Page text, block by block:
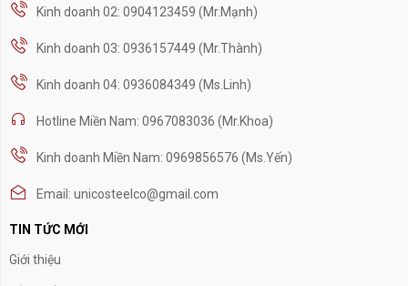
Kinh doanh 02: 0904123459 (Mr.Mạnh)
Kinh doanh 03: 0936157449 (Mr.Thành)
Kinh doanh 04: 0936084349 (Ms.Linh)
Hotline Miền Nam: 0967083036 (Mr.Khoa)
Kinh doanh Miền Nam: 0969856576 (Ms.Yến)
Email: unicosteelco@gmail.com
TIN TỨC MỚI
Giới thiệu